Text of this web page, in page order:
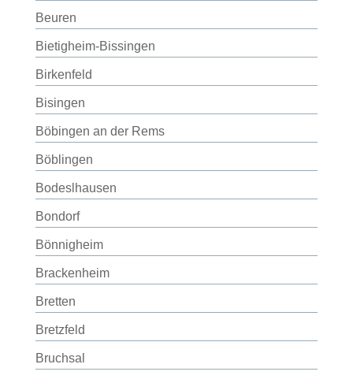
Beuren
Bietigheim-Bissingen
Birkenfeld
Bisingen
Böbingen an der Rems
Böblingen
Bodeslhausen
Bondorf
Bönnigheim
Brackenheim
Bretten
Bretzfeld
Bruchsal